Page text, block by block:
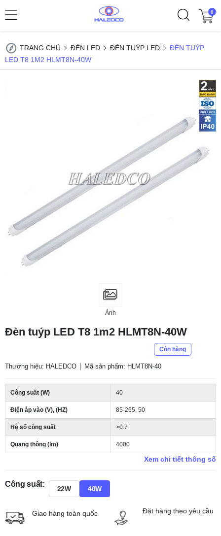
0
TRANG CHỦ ĐÈN LED ĐÈN TUÝP LED
ĐÈN TUÝP
LED T8 1M2 HLMT8N-40W
Ảnh
Đèn tuýp LED T8 1m2 HLMT8N-40W
Còn hàng
Thương hiệu: HALEDCO Mã sản phẩm: HLMT8N-40
Công suất (W) 40
Điện áp vào (V), (HZ) 85-265, 50
Hệ số công suất >0.7
Quang thông (lm) 4000
Xem chi tiết thông số
Công suất:
22W 40W
Giao hàng toàn quốc Đặt hàng theo yêu cầu